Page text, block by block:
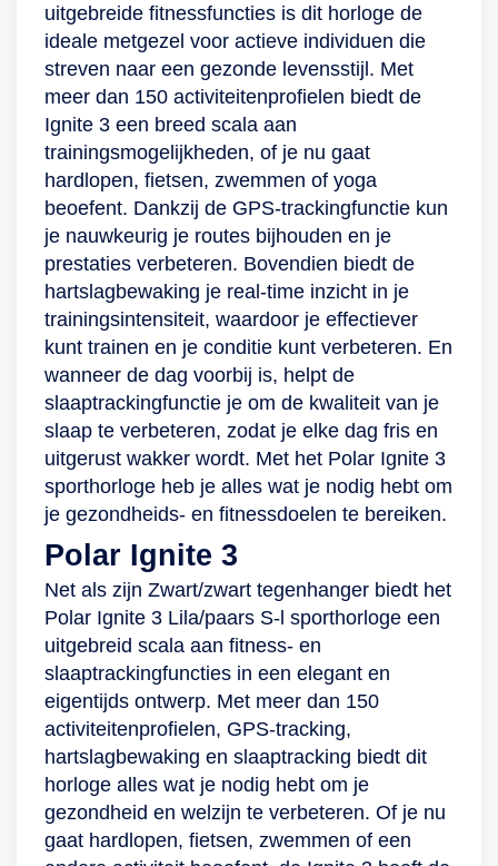
uitgebreide fitnessfuncties is dit horloge de
ideale metgezel voor actieve individuen die
streven naar een gezonde levensstijl. Met
meer dan 150 activiteitenprofielen biedt de
Ignite 3 een breed scala aan
trainingsmogelijkheden, of je nu gaat
hardlopen, fietsen, zwemmen of yoga
beoefent. Dankzij de GPS-trackingfunctie kun
je nauwkeurig je routes bijhouden en je
prestaties verbeteren. Bovendien biedt de
hartslagbewaking je real-time inzicht in je
trainingsintensiteit, waardoor je effectiever
kunt trainen en je conditie kunt verbeteren. En
wanneer de dag voorbij is, helpt de
slaaptrackingfunctie je om de kwaliteit van je
slaap te verbeteren, zodat je elke dag fris en
uitgerust wakker wordt. Met het Polar Ignite 3
sporthorloge heb je alles wat je nodig hebt om
je gezondheids- en fitnessdoelen te bereiken.
Polar Ignite 3
Net als zijn Zwart/zwart tegenhanger biedt het
Polar Ignite 3 Lila/paars S-l sporthorloge een
uitgebreid scala aan fitness- en
slaaptrackingfuncties in een elegant en
eigentijds ontwerp. Met meer dan 150
activiteitenprofielen, GPS-tracking,
hartslagbewaking en slaaptracking biedt dit
horloge alles wat je nodig hebt om je
gezondheid en welzijn te verbeteren. Of je nu
gaat hardlopen, fietsen, zwemmen of een